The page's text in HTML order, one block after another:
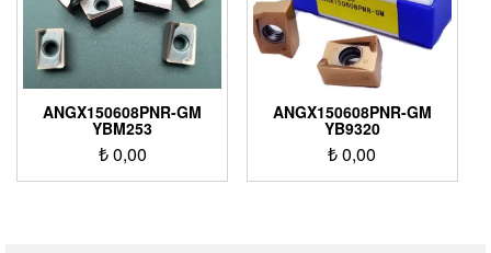
ANGX150608PNR-GM
YBM253
₺0,00
ANGX150608PNR-GM
YB9320
₺0,00